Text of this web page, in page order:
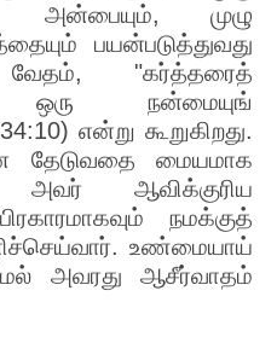
அன்பையும், முழு
பயன்படுத்துவது
"கர்த்தரைத்
ஒரு நன்மையுங்
என்று கூறுகிறது.
மையமாக
அவர் ஆவிக்குரிய
நமக்குத்
உண்மையாய்
அவரது ஆசீர்வாதம்